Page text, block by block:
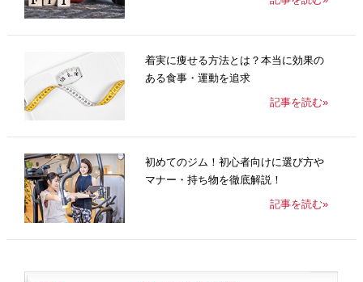
着実に痩せる方法とは？本当に効果の
ある食事・運動を追求
記事を読む»
初めてのジム！初心者向けに選び方や
マナー・持ち物を徹底解説！
記事を読む»